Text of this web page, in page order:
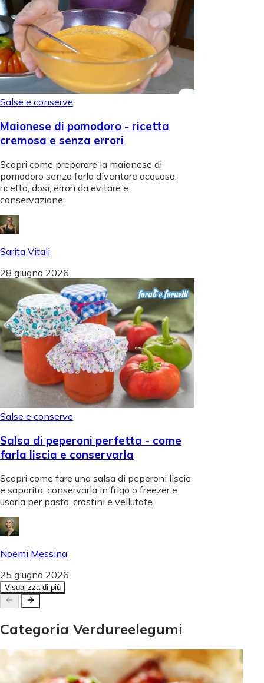
Salse e conserve
Maionese di pomodoro - ricetta
cremosa e senza errori
Scopri come preparare la maionese di
pomodoro senza farla diventare acquosa:
ricetta, dosi, errori da evitare e
conservazione.
Sarita Vitali
28 giugno 2026
Salse e conserve
Salsa di peperoni perfetta - come
farla liscia e conservarla
Scopri come fare una salsa di peperoni liscia
e saporita, conservarla in frigo o freezer e
usarla per pasta, crostini e vellutate.
Noemi Messina
25 giugno 2026
Visualizza di più
Categoria Verdureelegumi